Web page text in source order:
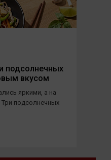
подсолнечных
вкусом
яркими, а на
подсолнечных